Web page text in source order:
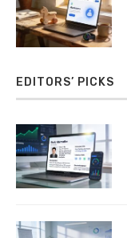
EDITORS’ PICKS